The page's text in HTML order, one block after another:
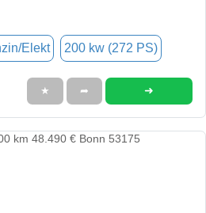
Elekt 200 kw (272 PS)
★ ➦ ➜